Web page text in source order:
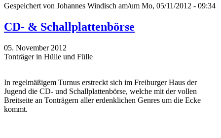
Gespeichert von Johannes Windisch am/um Mo, 05/11/2012 - 09:34
CD- & Schallplattenbörse
05. November 2012
Tonträger in Hülle und Fülle
In regelmäßigem Turnus erstreckt sich im Freiburger Haus der
Jugend die CD- und Schallplattenbörse, welche mit der vollen
Breitseite an Tonträgern aller erdenklichen Genres um die Ecke
kommt.